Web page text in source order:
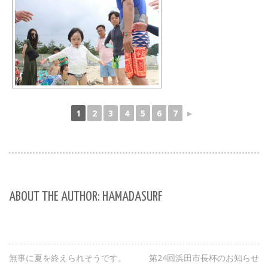
1 2 3 4 5 6 7 ►
ABOUT THE AUTHOR: HAMADASURF
無事に夏を終えられそうです。 第24回浜田市長杯のお知らせ